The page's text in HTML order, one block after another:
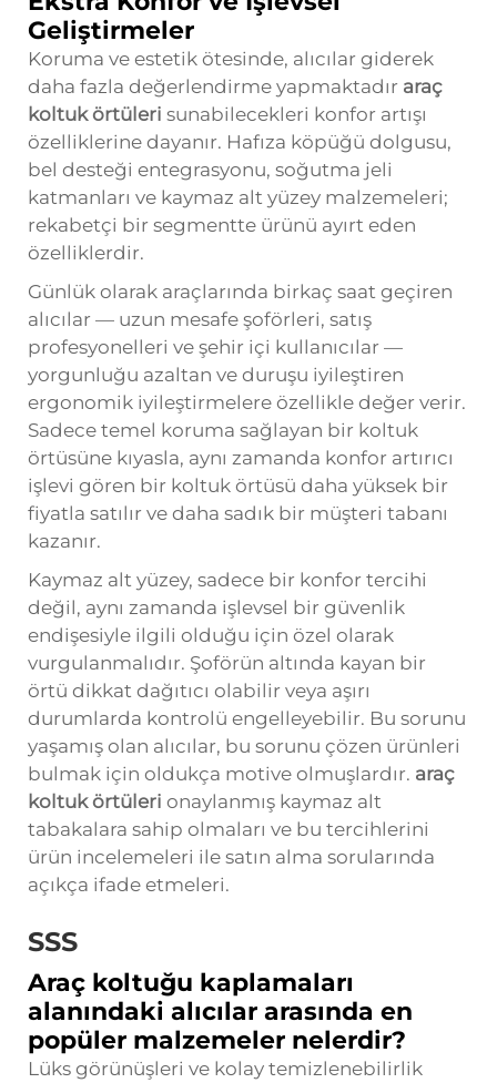
Geliştirmeler
Koruma ve estetik ötesinde, alıcılar giderek
daha fazla değerlendirme yapmaktadır araç
koltuk örtüleri sunabilecekleri konfor artışı
özelliklerine dayanır. Hafıza köpüğü dolgusu,
bel desteği entegrasyonu, soğutma jeli
katmanları ve kaymaz alt yüzey malzemeleri;
rekabetçi bir segmentte ürünü ayırt eden
özelliklerdir.
Günlük olarak araçlarında birkaç saat geçiren
alıcılar — uzun mesafe şoförleri, satış
profesyonelleri ve şehir içi kullanıcılar —
yorgunluğu azaltan ve duruşu iyileştiren
ergonomik iyileştirmelere özellikle değer verir.
Sadece temel koruma sağlayan bir koltuk
örtüsüne kıyasla, aynı zamanda konfor artırıcı
işlevi gören bir koltuk örtüsü daha yüksek bir
fiyatla satılır ve daha sadık bir müşteri tabanı
kazanır.
Kaymaz alt yüzey, sadece bir konfor tercihi
değil, aynı zamanda işlevsel bir güvenlik
endişesiyle ilgili olduğu için özel olarak
vurgulanmalıdır. Şoförün altında kayan bir
örtü dikkat dağıtıcı olabilir veya aşırı
durumlarda kontrolü engelleyebilir. Bu sorunu
yaşamış olan alıcılar, bu sorunu çözen ürünleri
bulmak için oldukça motive olmuşlardır. araç
koltuk örtüleri onaylanmış kaymaz alt
tabakalara sahip olmaları ve bu tercihlerini
ürün incelemeleri ile satın alma sorularında
açıkça ifade etmeleri.
SSS
Araç koltuğu kaplamaları
alanındaki alıcılar arasında en
popüler malzemeler nelerdir?
Lüks görünüşleri ve kolay temizlenebilirlik